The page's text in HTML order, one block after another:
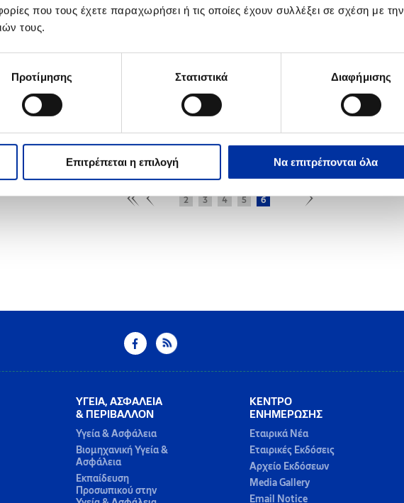
που τους έχετε παραχωρήσει ή τις οποίες έχουν συλλέξει σε σχέση με την
τους.
Προτίμησης Στατιστικά Διαφήμισης
Επιτρέπεται η επιλογή Να επιτρέπονται όλα
των Επιθεωρητών Περιβάλλοντος στο διυλιστήριο Ελευσίνας
2 3 4 5 6
ΥΓΕΙΑ, ΑΣΦΑΛΕΙΑ
& ΠΕΡΙΒΑΛΛΟΝ
Υγεία & Ασφάλεια
Βιομηχανική Υγεία &
Ασφάλεια
Εκπαίδευση
Προσωπικού στην
ΚΕΝΤΡΟ
ΕΝΗΜΕΡΩΣΗΣ
Εταιρικά Νέα
Εταιρικές Εκδόσεις
Αρχείο Εκδόσεων
Media Gallery
Email Notice